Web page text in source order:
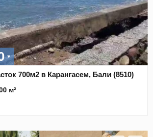
700м2 в Карангасем, Бали (8510)
м²